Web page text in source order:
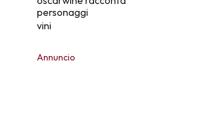
personaggi
vini
Annuncio